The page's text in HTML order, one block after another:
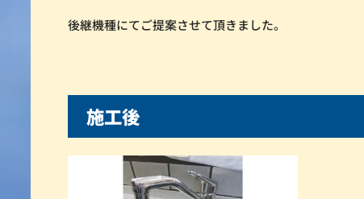
後継機種にてご提案させて頂きました。
施工後